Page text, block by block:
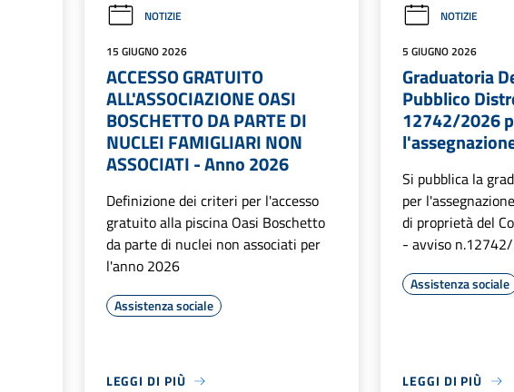
NOTIZIE
15 GIUGNO 2026
ACCESSO GRATUITO
ALL'ASSOCIAZIONE OASI
BOSCHETTO DA PARTE DI
NUCLEI FAMIGLIARI NON
ASSOCIATI - Anno 2026
Definizione dei criteri per l'accesso
gratuito alla piscina Oasi Boschetto
da parte di nuclei non associati per
l'anno 2026
Assistenza sociale
LEGGI DI PIÙ
NOTIZIE
5 GIUGNO 2026
Graduatoria
Pubblico
12742/2026
Si pubblica la
per
di proprietà del
- avviso
Assistenza sociale
LEGGI DI PIÙ